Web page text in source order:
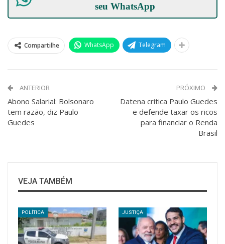
seuWhatsApp
Compartilhe WhatsApp Telegram
ANTERIOR
Abono Salarial: Bolsonaro
tem razão, diz Paulo
Guedes
PRÓXIMO
Datena critica Paulo Guedes
e defende taxar os ricos
para financiar o Renda
Brasil
VEJA TAMBÉM
POLÍTICA JUSTIÇA